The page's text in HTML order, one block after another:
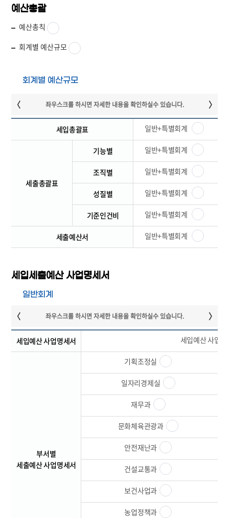
예산총괄
예산총칙
회계별 예산규모
회계별 예산규모
세입총괄표 일반+특별회계
세출총괄표
기능별 일반+특별회계
조직별 일반+특별회계
성질별 일반+특별회계
기준인건비 일반+특별회계
세출예산서 일반+특별회계
세입세출예산 사업명세서
일반회계
세입예산 사업명세서 세입예산 사업
부서별
세출예산 사업명세서
기획조정실
일자리경제실
재무과
문화체육관광과
안전재난과
건설교통과
보건사업과
농업정책과